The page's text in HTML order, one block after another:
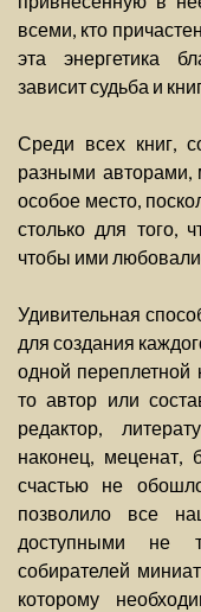
всеми, кто
эта энергетика
зависит судьба и
Среди всех книг,
разными авторами,
особое место,
столько для того,
чтобы ими
Удивительная
для создания
одной переплетной
то автор или
редактор,
наконец, меценат,
счастью не
позволило все
доступными не
собирателей
которому